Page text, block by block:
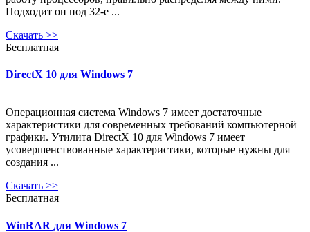
Подходит он под 32-е ...
Скачать >>
Бесплатная
DirectX 10 для Windows 7
Операционная система Windows 7 имеет достаточные
характеристики для современных требований компьютерной
графики. Утилита DirectX 10 для Windows 7 имеет
усовершенствованные характеристики, которые нужны для
создания ...
Скачать >>
Бесплатная
WinRAR для Windows 7